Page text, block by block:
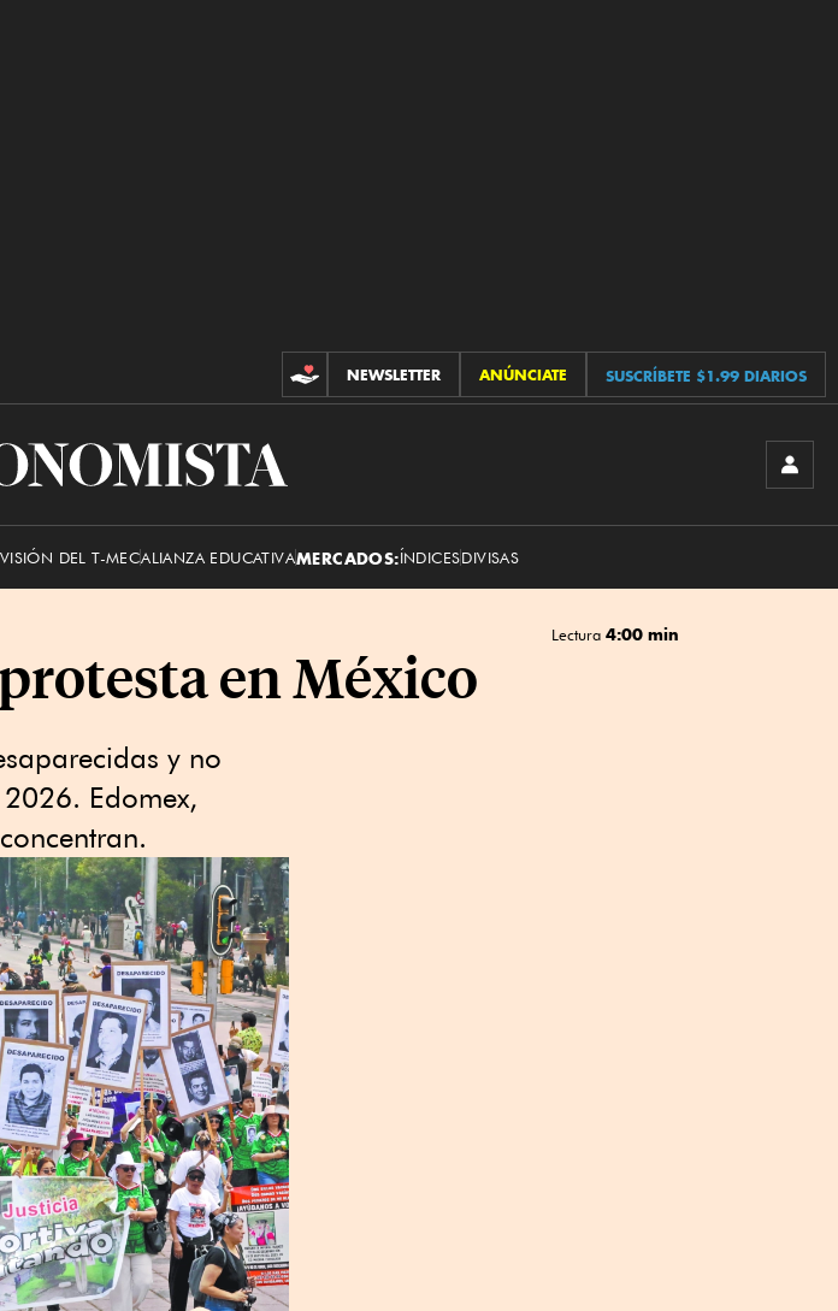
CONTRIBUCIONES
NEWSLETTER ANÚNCIATE SUSCRÍBETE $1.99 DIARIOS
El
DEL T-MECALIANZA EDUCATIVAMERCADOS:ÍNDICESDIVISAS
Lectura 4:00 min
en México
y no
Edomex,